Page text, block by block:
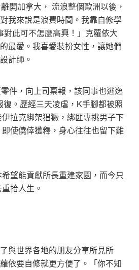
開加拿大， 流浪整個歐洲以後，
我來說是浪費時間。我靠自修學
此可不怎麼高興！」克蘿依大
最愛。我喜愛裝扮女性，讓她們
計師。
件，向上司稟報，該同事也逃逸
。歷經三天凌虐，K手腳都被照
拉克綁架猖獗，綁匪專挑男子下
使僥倖獲釋，身心往往也留下難
望能貢獻所長重建家園，而今只
拾人生。
與世界各地的朋友分享所見所
依要自修就更方便了。「你不知